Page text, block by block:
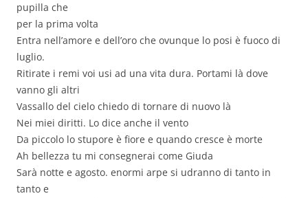
pupilla che
per la prima volta
Entra nell’amore e dell’oro che ovunque lo posi è fuoco di
luglio.
Ritirate i remi voi usi ad una vita dura. Portami là dove
vanno gli altri
Vassallo del cielo chiedo di tornare di nuovo là
Nei miei diritti. Lo dice anche il vento
Da piccolo lo stupore è fiore e quando cresce è morte
Ah bellezza tu mi consegnerai come Giuda
Sarà notte e agosto. enormi arpe si udranno di tanto in
tanto e